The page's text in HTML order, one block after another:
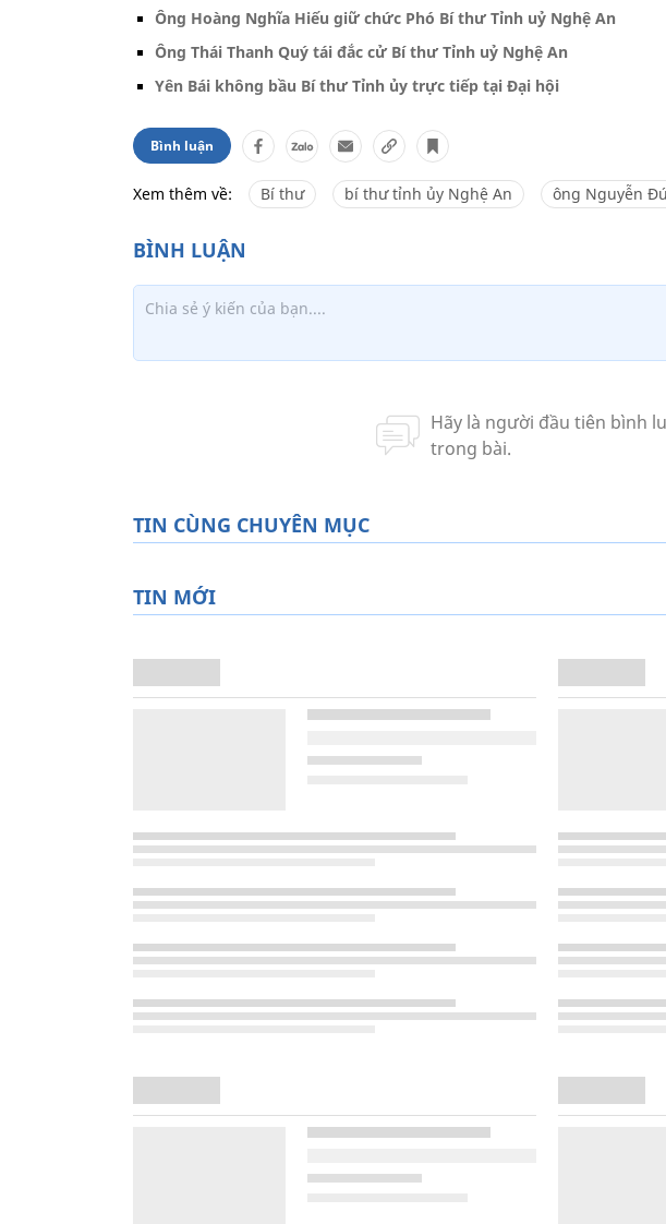
Ông Hoàng Nghĩa Hiếu giữ chức Phó Bí thư Tỉnh uỷ Nghệ An
Ông Thái Thanh Quý tái đắc cử Bí thư Tỉnh uỷ Nghệ An
Yên Bái không bầu Bí thư Tỉnh ủy trực tiếp tại Đại hội
Bình luận
Xem thêm về: Bí thư bí thư tỉnh ủy Nghệ An ông Nguyễn
TIN CÙNG CHUYÊN MỤC
TIN MỚI